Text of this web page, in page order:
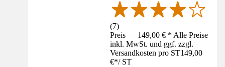
(7)
Preis — 149,00 € * Alle Preise
inkl. MwSt. und ggf. zzgl.
Versandkosten pro ST149,00
€*/ ST